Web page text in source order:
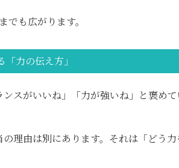
も広がります。
力の伝え方」
スがいいね」「力が強いね」と褒め
理由は別にあります。それは「どう力